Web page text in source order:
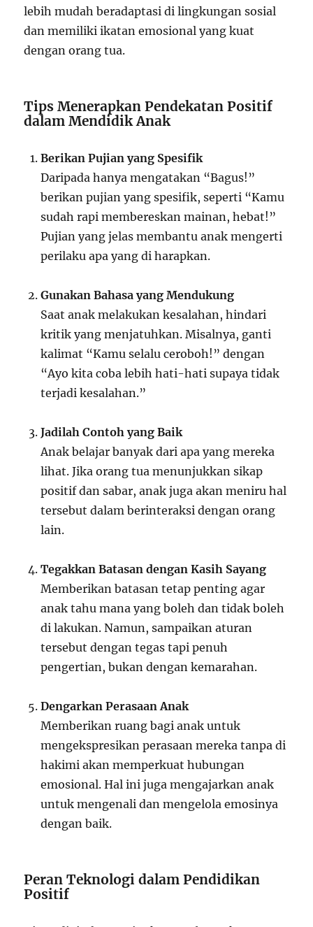
lebih mudah beradaptasi di lingkungan sosial
dan memiliki ikatan emosional yang kuat
dengan orang tua.
Tips Menerapkan Pendekatan Positif
dalam Mendidik Anak
Berikan Pujian yang Spesifik
Daripada hanya mengatakan “Bagus!”
berikan pujian yang spesifik, seperti “Kamu
sudah rapi membereskan mainan, hebat!”
Pujian yang jelas membantu anak mengerti
perilaku apa yang di harapkan.
Gunakan Bahasa yang Mendukung
Saat anak melakukan kesalahan, hindari
kritik yang menjatuhkan. Misalnya, ganti
kalimat “Kamu selalu ceroboh!” dengan
“Ayo kita coba lebih hati-hati supaya tidak
terjadi kesalahan.”
Jadilah Contoh yang Baik
Anak belajar banyak dari apa yang mereka
lihat. Jika orang tua menunjukkan sikap
positif dan sabar, anak juga akan meniru hal
tersebut dalam berinteraksi dengan orang
lain.
Tegakkan Batasan dengan Kasih Sayang
Memberikan batasan tetap penting agar
anak tahu mana yang boleh dan tidak boleh
di lakukan. Namun, sampaikan aturan
tersebut dengan tegas tapi penuh
pengertian, bukan dengan kemarahan.
Dengarkan Perasaan Anak
Memberikan ruang bagi anak untuk
mengekspresikan perasaan mereka tanpa di
hakimi akan memperkuat hubungan
emosional. Hal ini juga mengajarkan anak
untuk mengenali dan mengelola emosinya
dengan baik.
Peran Teknologi dalam Pendidikan
Positif